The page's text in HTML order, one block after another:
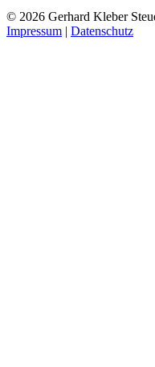
© 2026 Gerhard Kleber
Impressum | Datenschutz